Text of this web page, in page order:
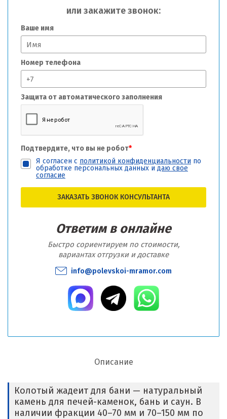
или закажите звонок:
Ваше имя
Номер телефона
Защита от автоматического заполнения
Подтвердите, что вы не робот*
Я согласен с политикой конфиденциальности по
обработке персональных данных и даю свое
согласие
ЗАКАЗАТЬ ЗВОНОК КОНСУЛЬТАНТА
Ответим в онлайне
Быстро сориентируем по стоимости,
вариантах отгрузки и доставке
info@polevskoi-mramor.com
Описание
Колотый жадеит для бани — натуральный
камень для печей-каменок, бань и саун. В
наличии фракции 40–70 мм и 70–150 мм по